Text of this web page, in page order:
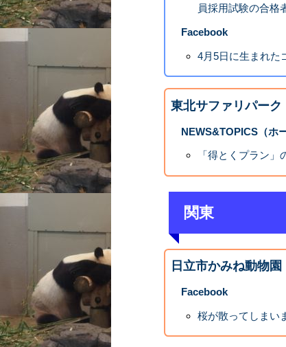
員採用試験の合格
Facebook
4月5日に生まれた
東北サファリパーク
NEWS&TOPICS（ホ
「得とくプラン」
関東
日立市かみね動物園
Facebook
桜が散ってしまい